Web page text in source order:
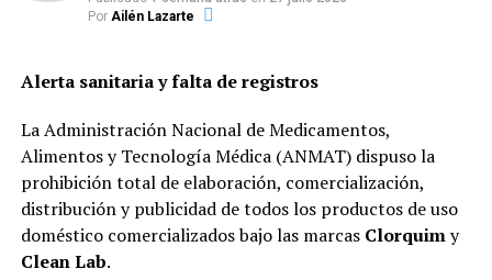
posible”, sostuvo Adrián Playa tras el encuentro.
TEMAS RELACIONADOS:
SIGUENTE
Un médico con coronavirus fue internado en el Hospital
Eva Perón
ANTERIOR
Coronavirus: confirmaron 16 nuevas muertes y suman
Por Ailén Lazarte
Alerta sanitaria y falta de registros
La Administración Nacional de Medicamentos,
Alimentos y Tecnología Médica (ANMAT) dispuso la
prohibición total de elaboración, comercialización,
distribución y publicidad de todos los productos de uso
doméstico comercializados bajo las marcas Clorquimy
Clean Lab.